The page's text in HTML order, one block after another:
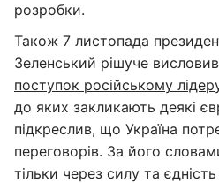
розробки.
Також 7 листопада
Зеленський рішуче
поступок російському
до яких закликають деякі
підкреслив, що Україна
переговорів. За його
тільки через силу та